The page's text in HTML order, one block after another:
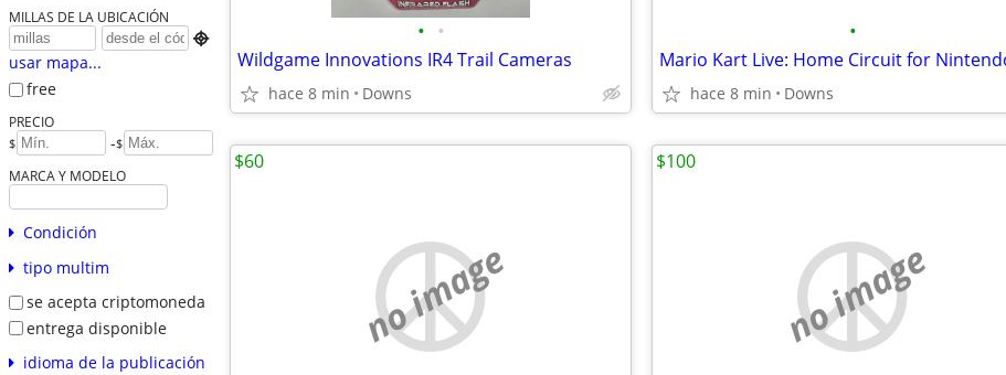
MILLAS DE LA UBICACIÓN

usar mapa...
free
PRECIO
$ -$
MARCA Y MODELO
Condición
tipo multim
se acepta criptomoneda
entrega disponible
idioma de la publicación
• •
Wildgame Innovations IR4 Trail Cameras
hace 8 min Downs
•
hace 8 min Downs
no image
$60
no image
$100